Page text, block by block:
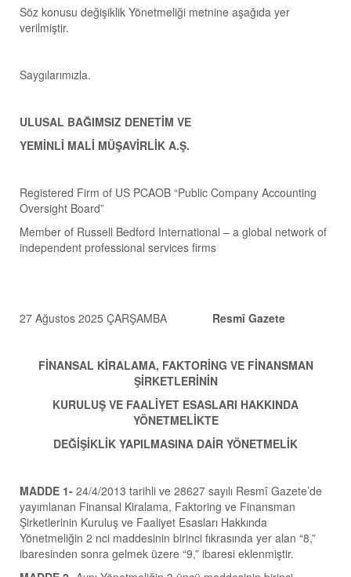
Söz konusu değişiklik Yönetmeliği metnine aşağıda yer
verilmiştir.
Saygılarımızla.
ULUSAL BAĞIMSIZ DENETİM VE
YEMİNLİ MALİ MÜŞAVİRLİK A.Ş.
Registered Firm of US PCAOB “Public Company Accounting
Oversight Board”
Member of Russell Bedford International – a global network of
independent professional services firms
27 Ağustos 2025 ÇARŞAMBA Resmî Gazete
FİNANSAL KİRALAMA, FAKTORİNG VE FİNANSMAN
ŞİRKETLERİNİN
KURULUŞ VE FAALİYET ESASLARI HAKKINDA
YÖNETMELİKTE
DEĞİŞİKLİK YAPILMASINA DAİR YÖNETMELİK
MADDE 1- 24/4/2013 tarihli ve 28627 sayılı Resmî Gazete’de
yayımlanan Finansal Kiralama, Faktoring ve Finansman
Şirketlerinin Kuruluş ve Faaliyet Esasları Hakkında
Yönetmeliğin 2 nci maddesinin birinci fıkrasında yer alan “8,”
ibaresinden sonra gelmek üzere “9,” ibaresi eklenmiştir.